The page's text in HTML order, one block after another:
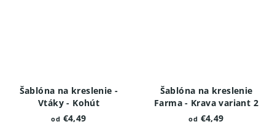
Šablóna na kreslenie -
Vtáky - Kohút
od €4,49
Šablóna na kreslenie
Farma - Krava variant 2
od €4,49